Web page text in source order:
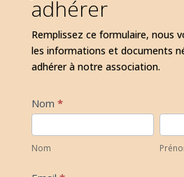
adhérer
Remplissez ce formulaire, nous
les informations et documents
adhérer à notre association.
Adhesion
Nom *
Nom